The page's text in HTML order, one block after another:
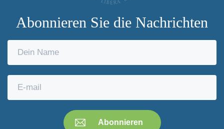
Abonnieren Sie die Nachrichten